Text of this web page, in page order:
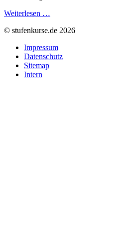
Weiterlesen …
© stufenkurse.de 2026
Impressum
Datenschutz
Sitemap
Intern